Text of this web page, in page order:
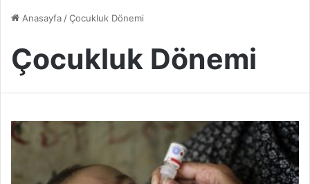
Anasayfa/Çocukluk Dönemi
Çocukluk Dönemi